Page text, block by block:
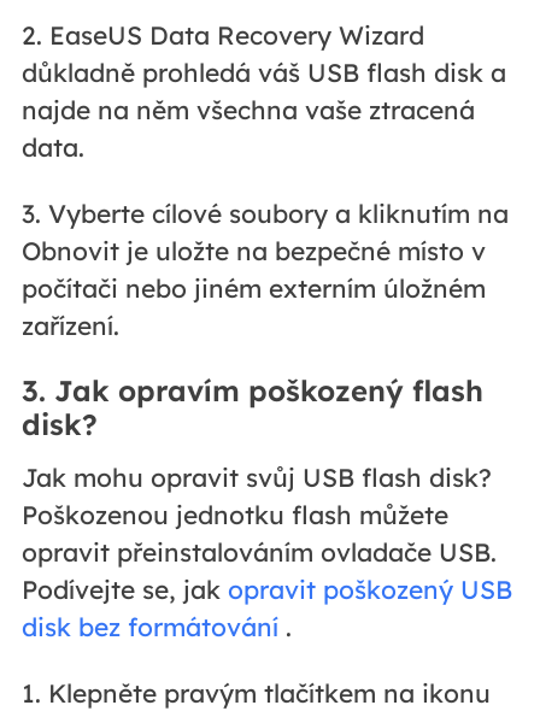
2. EaseUS Data Recovery Wizard
důkladně prohledá váš USB flash disk a
najde na něm všechna vaše ztracená
data.
3. Vyberte cílové soubory a kliknutím na
Obnovit je uložte na bezpečné místo v
počítači nebo jiném externím úložném
zařízení.
3. Jak opravím poškozený flash
disk?
Jak mohu opravit svůj USB flash disk?
Poškozenou jednotku flash můžete
opravit přeinstalováním ovladače USB.
Podívejte se, jak opravit poškozený USB
disk bez formátování.
1. Klepněte pravým tlačítkem na ikonu